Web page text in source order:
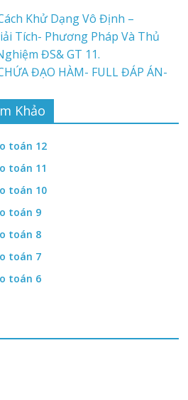
Khử Dạng Vô Định –
Tích- Phương Pháp Và Thủ
ĐS& GT 11.
ĐẠO HÀM- FULL ĐÁP ÁN-
Khảo
toán 12
toán 11
toán 10
toán 9
toán 8
toán 7
toán 6